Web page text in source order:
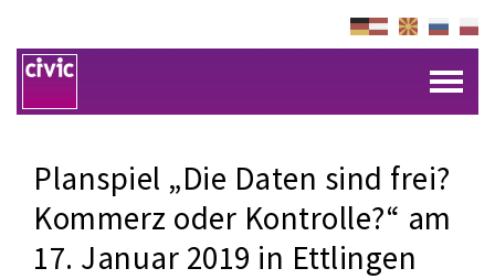
Planspiel „Die Daten sind frei?
Kommerz oder Kontrolle?“ am
17. Januar 2019 in Ettlingen